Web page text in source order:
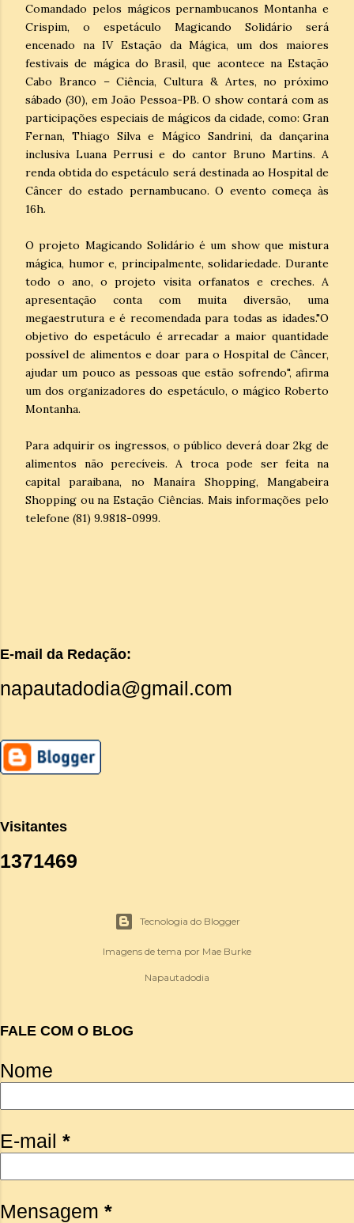
Comandado pelos mágicos pernambucanos Montanha e
Crispim, o espetáculo Magicando Solidário será
encenado na IV Estação da Mágica, um dos maiores
festivais de mágica do Brasil, que acontece na Estação
Cabo Branco – Ciência, Cultura & Artes, no próximo
sábado (30), em João Pessoa-PB. O show contará com as
participações especiais de mágicos da cidade, como: Gran
Fernan, Thiago Silva e Mágico Sandrini, da dançarina
inclusiva Luana Perrusi e do cantor Bruno Martins. A
renda obtida do espetáculo será destinada ao Hospital de
Câncer do estado pernambucano. O evento começa às
16h.
O projeto Magicando Solidário é um show que mistura
mágica, humor e, principalmente, solidariedade. Durante
todo o ano, o projeto visita orfanatos e creches. A
apresentação conta com muita diversão, uma
megaestrutura e é recomendada para todas as idades."O
objetivo do espetáculo é arrecadar a maior quantidade
possível de alimentos e doar para o Hospital de Câncer,
ajudar um pouco as pessoas que estão sofrendo", afirma
um dos organizadores do espetáculo, o mágico Roberto
Montanha.
Para adquirir os ingressos, o público deverá doar 2kg de
alimentos não perecíveis. A troca pode ser feita na
capital paraibana, no Manaíra Shopping, Mangabeira
Shopping ou na Estação Ciências. Mais informações pelo
telefone (81) 9.9818-0999.
E-mail da Redação:
napautadodia@gmail.com
Visitantes
1371469
Tecnologia do Blogger
Imagens de tema por Mae Burke
Napautadodia
FALE COM O BLOG
Nome
E-mail *
Mensagem *